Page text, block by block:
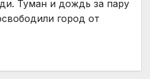
Туман и дождь за пару
город от